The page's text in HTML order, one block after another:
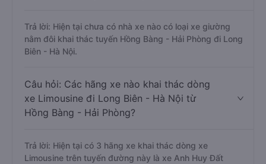
Trả lời: Hiện tại chưa có nhà xe nào có loại xe giường
nằm đôi khai thác tuyến Hồng Bàng - Hải Phòng đi Long
Biên - Hà Nội.
Câu hỏi: Các hãng xe nào khai thác dòng
xe Limousine đi Long Biên - Hà Nội từ
Hồng Bàng - Hải Phòng?
Trả lời: Hiện tại có 3 hãng xe khai thác dòng xe
Limousine trên tuyến đường này là xe Anh Huy Đất